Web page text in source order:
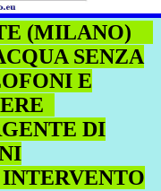
(MILANO)
SENZA
E
DI